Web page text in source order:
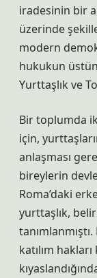
iradesinin bir
üzerinde
modern
hukukun
Yurttaşlık ve
Bir toplumda
için,
anlaşması
bireylerin
Roma’daki
yurttaşlık,
katılım